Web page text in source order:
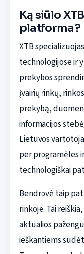
Ką siūlo
platforma?
XTB
technologijose ir
prekybos
įvairių rinkų,
prekybą,
informacijos
Lietuvos
per programėles
technologiškai
Bendrovė taip
rinkoje. Tai
aktualios
ieškantiems